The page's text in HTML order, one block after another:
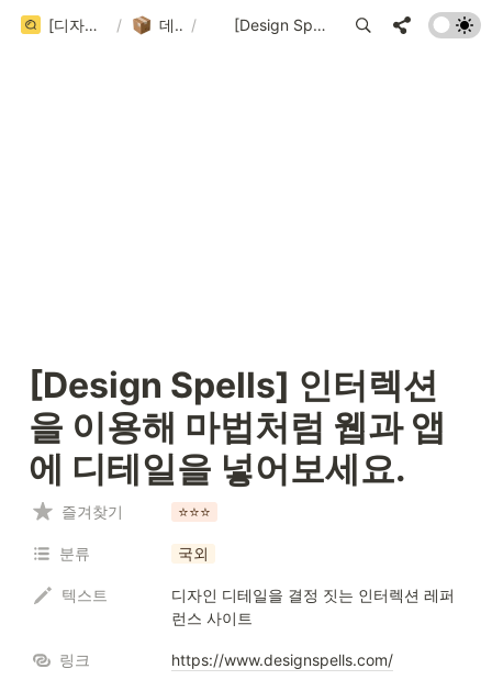
[디자인 큐시트] 국내/국외 디자인 레퍼런스 사이트 999+ 모음집 (202 / 999+) / 데이터베이스 / [Design Spells] 인터렉션을 이용해 마법처럼 웹과 앱에 디테일을 넣어보세요.
[Design Spells] 인터렉션
을 이용해 마법처럼 웹과 앱
에 디테일을 넣어보세요.
즐겨찾기 ⭐️⭐️⭐️
분류 국외
텍스트
디자인 디테일을 결정 짓는 인터렉션 레퍼
런스 사이트
링크 https://www.designspells.com/